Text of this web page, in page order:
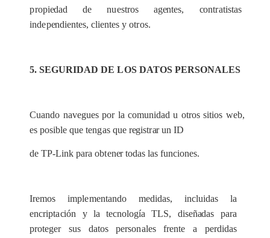
propiedad de nuestros agentes, contratistas
independientes,clientes y otros.
5.SEGURIDAD DELOS DATOS PERSONALES
Cuando navegues por la comunidad u otros sitios web,
es posible que tengas que registrar unID
de TP-Link para obtener todas las funciones.
Iremosimplementando medidas, incluidas la
encriptación y la tecnología TLS, diseñadas para
proteger sus datospersonalesfrente a perdidas